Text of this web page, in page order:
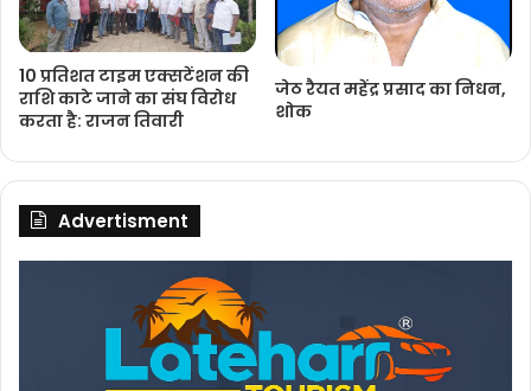
10 प्रतिशत टाइम एक्सटेंशन की
राशि काटे जाने का संघ विरोध
करता है: राजन तिवारी
जेठ रैयत महेंद्र प्रसाद का निधन,
शोक
Advertisment